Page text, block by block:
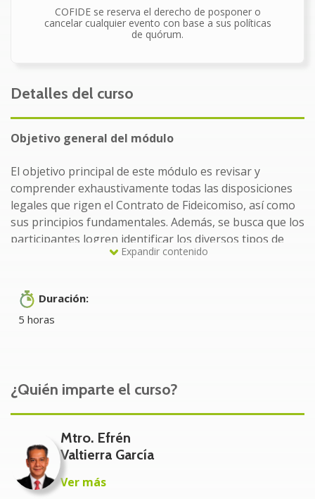
COFIDE se reserva el derecho de posponer o
cancelar cualquier evento con base a sus políticas
de quórum.
Detalles del curso
Objetivo general del módulo
El objetivo principal de este módulo es revisar y
comprender exhaustivamente todas las disposiciones
legales que rigen el Contrato de Fideicomiso, así como
sus principios fundamentales. Además, se busca que los
participantes logren identificar los diversos tipos de
fideicomisos que existen en la actualidad.
Dirigido
Empresarios
Contadores públicos
Toda aquella persona que esté interesada en
conocer la figura jurídica del fideicomiso
Beneficios del curso:
Expandir contenido
Duración:
5 horas
¿Quién imparte el curso?
Mtro. Efrén
Valtierra García
Ver más